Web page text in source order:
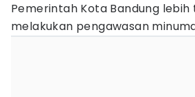
Pemerintah Kota Bandung
melakukan pengawasan